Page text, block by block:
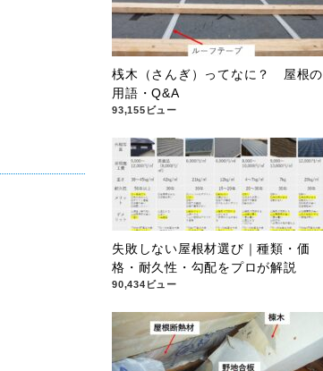
桟木（さんぎ）ってなに？ 屋根の
用語・Q&A
93,155ビュー
失敗しない屋根材選び｜種類・価
格・耐久性・勾配をプロが解説
90,434ビュー